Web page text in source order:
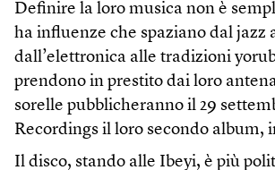
Definire la loro musica non è
ha influenze che spaziano dal jazz
dall’elettronica alle tradizioni
prendono in prestito dai loro
sorelle pubblicheranno il 29
Recordings il loro secondo album,
Il disco, stando alle Ibeyi, è più